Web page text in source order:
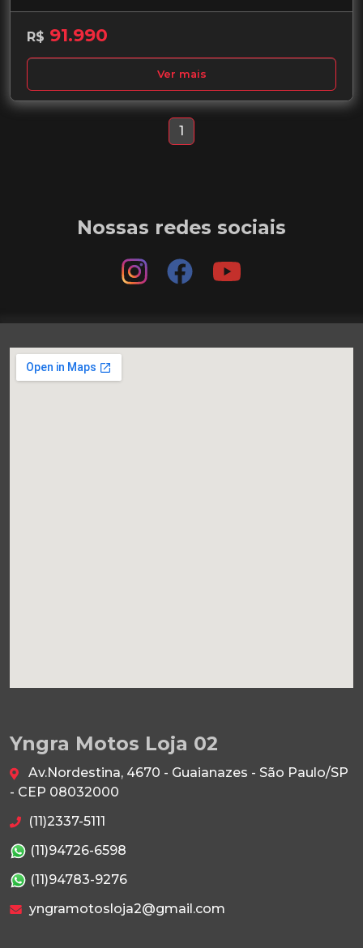
R$ 91.990
Ver mais
1
Nossas redes sociais
Yngra Motos Loja 02
Av.Nordestina, 4670 - Guaianazes - São Paulo/SP
- CEP 08032000
(11)2337-5111
(11)94726-6598
(11)94783-9276
yngramotosloja2@gmail.com